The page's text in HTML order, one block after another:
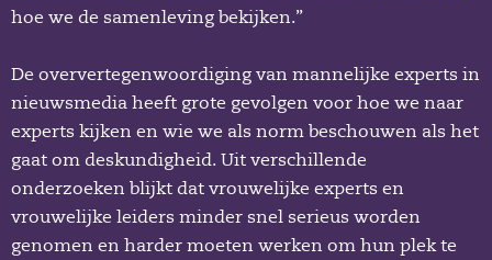
hoe we de samenleving bekijken.”
De oververtegenwoordiging van mannelijke experts in
nieuwsmedia heeft grote gevolgen voor hoe we naar
experts kijken en wie we als norm beschouwen als het
gaat om deskundigheid. Uit verschillende
onderzoeken blijkt dat vrouwelijke experts en
vrouwelijke leiders minder snel serieus worden
genomen en harder moeten werken om hun plek te